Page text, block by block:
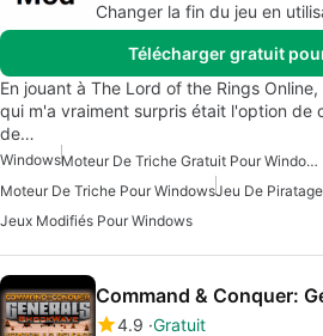
Changer la fin du jeu en
Télécharger gratuit
En jouant à The Lord of the Rings
qui m'a vraiment surpris était l'option de
de…
Windows Moteur De Triche Gratuit Pour Windows
Moteur De Triche Pour WindowsJeu De
Jeux Modifiés Pour Windows
4.9 Gratuit